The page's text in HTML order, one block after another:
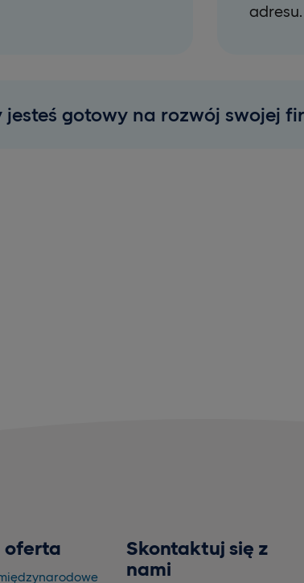
adresu.
jesteś gotowy na rozwój swojej
oferta
Skontaktuj się z
nami